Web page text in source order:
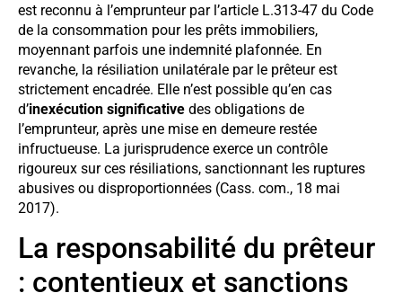
est reconnu à l’emprunteur par l’article L.313-47 du Code
de la consommation pour les prêts immobiliers,
moyennant parfois une indemnité plafonnée. En
revanche, la résiliation unilatérale par le prêteur est
strictement encadrée. Elle n’est possible qu’en cas
d’inexécution significative des obligations de
l’emprunteur, après une mise en demeure restée
infructueuse. La jurisprudence exerce un contrôle
rigoureux sur ces résiliations, sanctionnant les ruptures
abusives ou disproportionnées (Cass. com., 18 mai
2017).
La responsabilité du prêteur
: contentieux et sanctions